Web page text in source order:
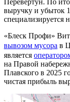
Перевертун. По
выручку и убыток
специализируется
«Блеск Профи»
вывозом мусора в
является
на Правой
Плавского в 2025
чистая прибыль